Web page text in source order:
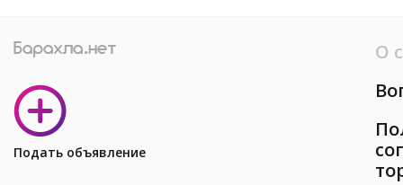
Подать объявление
О